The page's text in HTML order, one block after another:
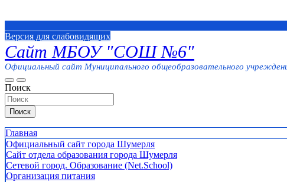
Версия для слабовидящих
Сайт МБОУ "СОШ №6"
Официальный сайт Муниципального общеобразовательного
Поиск
Поиск
Главная
Официальный сайт города Шумерля
Сайт отдела образования города Шумерля
Сетевой город. Образование (Net.School)
Организация питания